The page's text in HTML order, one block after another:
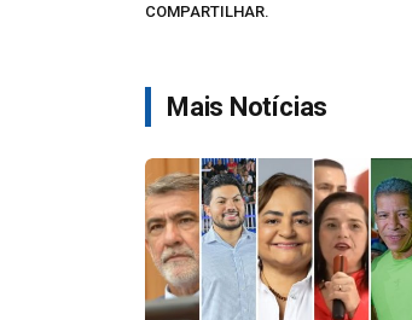
COMPARTILHAR.
Mais Notícias